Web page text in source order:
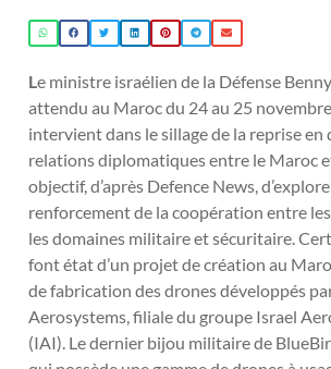
Le ministre israélien de la Défense
attendu au Maroc du 24 au 25
intervient dans le sillage de la reprise en
relations diplomatiques entre le Maroc
objectif, d’après Defence News,
renforcement de la coopération entre
les domaines militaire et sécuritaire.
font état d’un projet de création au
de fabrication des drones développés
Aerosystems, filiale du groupe Israel
(IAI). Le dernier bijou militaire de